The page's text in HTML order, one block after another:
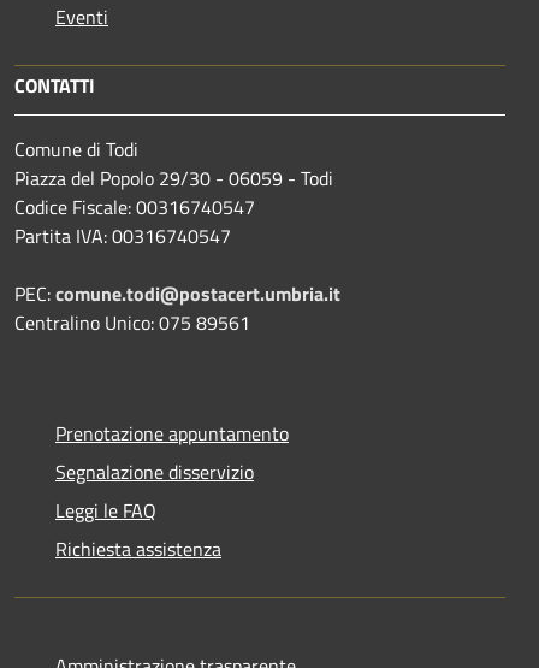
Eventi
CONTATTI
Comune di Todi
Piazza del Popolo 29/30 - 06059 - Todi
Codice Fiscale: 00316740547
Partita IVA: 00316740547
PEC:comune.todi@postacert.umbria.it
Centralino Unico: 075 89561
Prenotazione appuntamento
Segnalazione disservizio
Leggi le FAQ
Richiesta assistenza